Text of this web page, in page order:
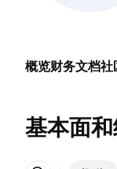
概览财务文档社
基本面